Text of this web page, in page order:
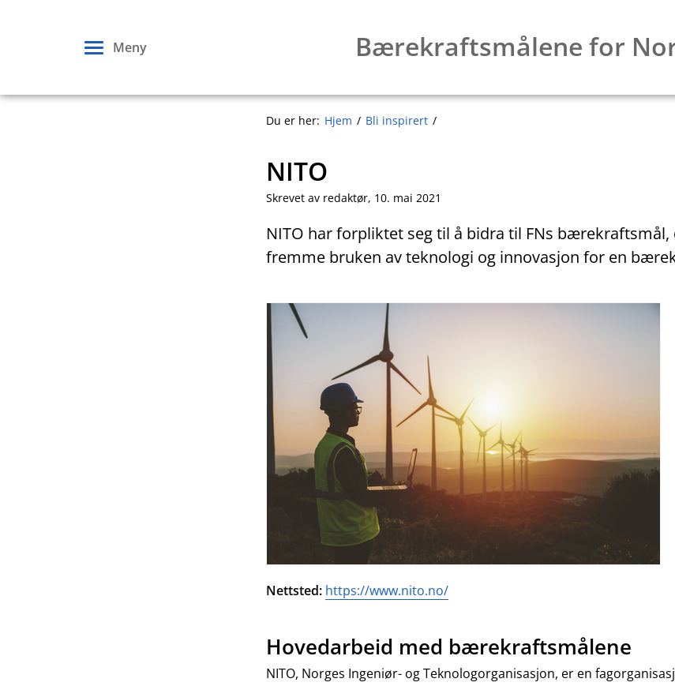
Meny Bærekraftsmålene for
Du er her: Hjem Bli inspirert
NITO
Skrevet av redaktør, 10. mai 2021
NITO har forpliktet seg til å bidra til FNs bærekraftsmål,
fremme bruken av teknologi og innovasjon for en
Nettsted: https://www.nito.no/
Hovedarbeid med bærekraftsmålene
NITO, Norges Ingeniør- og Teknologorganisasjon, er en